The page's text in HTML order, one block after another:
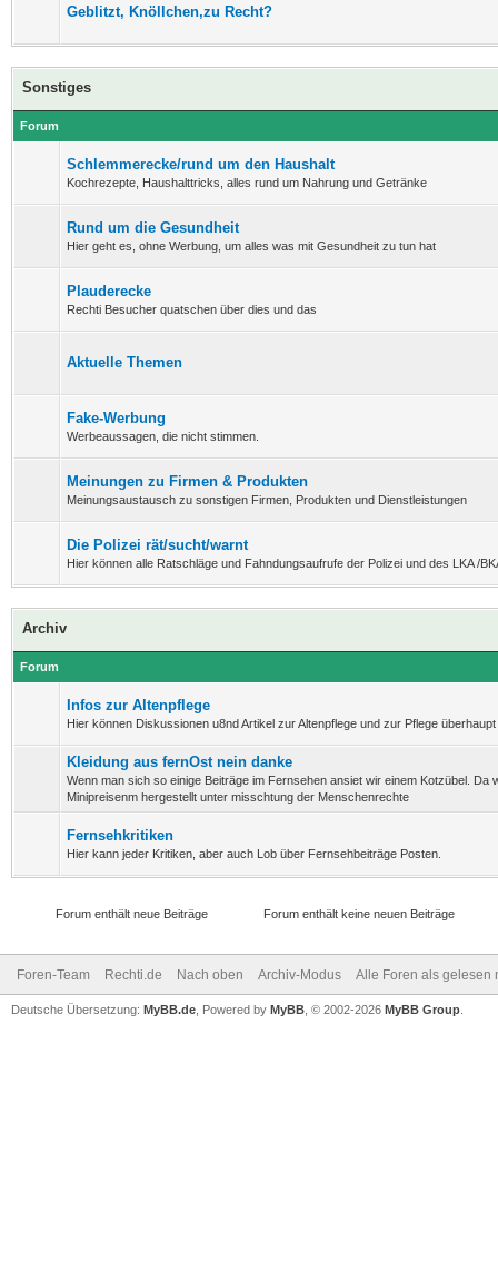
Geblitzt, Knöllchen,zu Recht?
Sonstiges
Forum
Schlemmerecke/rund um den Haushalt
Kochrezepte, Haushalttricks, alles rund um Nahrung und Getränke
Rund um die Gesundheit
Hier geht es, ohne Werbung, um alles was mit Gesundheit zu tun hat
Plauderecke
Rechti Besucher quatschen über dies und das
Aktuelle Themen
Fake-Werbung
Werbeaussagen, die nicht stimmen.
Meinungen zu Firmen & Produkten
Meinungsaustausch zu sonstigen Firmen, Produkten und Dienstleistungen
Die Polizei rät/sucht/warnt
Hier können alle Ratschläge und Fahndungsaufrufe der Polizei und des LKA /
Archiv
Forum
Infos zur Altenpflege
Hier können Diskussionen u8nd Artikel zur Altenpflege und zur Pflege
Kleidung aus fernOst nein danke
Wenn man sich so einige Beiträge im Fernsehen ansiet wir einem Kotzübel. Da
Minipreisenm hergestellt unter misschtung der Menschenrechte
Fernsehkritiken
Hier kann jeder Kritiken, aber auch Lob über Fernsehbeiträge Posten.
Forum enthält neue Beiträge Forum enthält keine neuen Beiträge
Foren-Team Rechti.de Nach oben Archiv-Modus Alle Foren als gelesen
Deutsche Übersetzung: MyBB.de , Powered by MyBB , © 2002-2026 MyBB Group